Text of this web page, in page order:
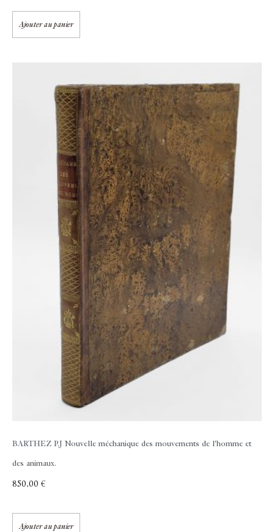
Ajouter au panier
BARTHEZ P.J Nouvelle méchanique des mouvements de l'homme et
des animaux.
850,00 €
Ajouter au panier